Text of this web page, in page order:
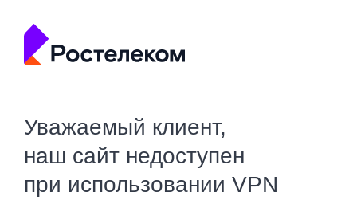
Уважаемый клиент,
наш сайт недоступен
при использовании VPN